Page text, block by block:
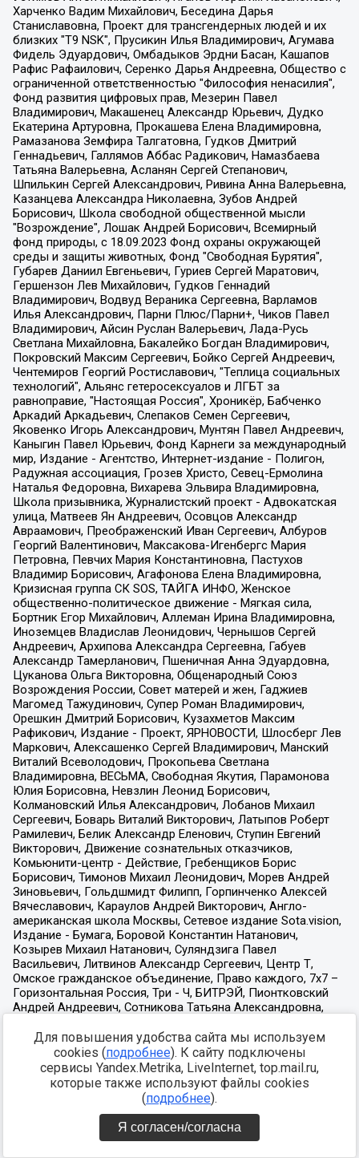
Для повышения удобства сайта мы используем
cookies (подробнее). К сайту подключены
сервисы Yandex.Metrika, LiveInternet, top.mail.ru,
которые также используют файлы cookies
(подробнее).
Я согласен/согласна